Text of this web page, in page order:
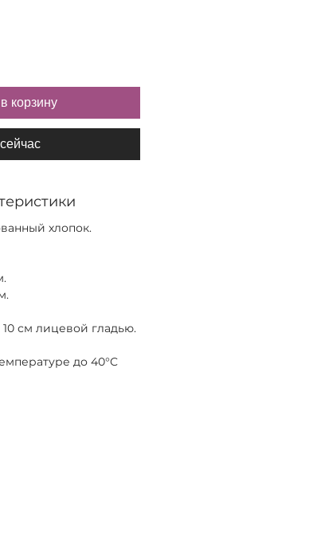
корзину
хлопок.
10 см лицевой гладью.
до 40°C